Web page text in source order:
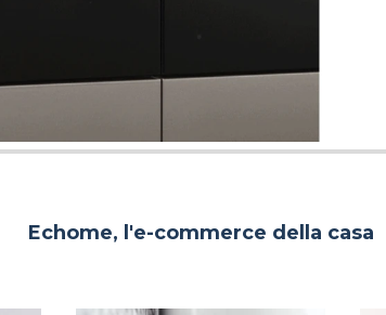
Echome, l'e-commerce della casa